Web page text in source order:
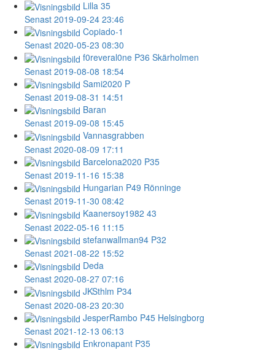
Lilla 35
Senast 2019-09-24 23:46
Copiado-1
Senast 2020-05-23 08:30
f0reveral0ne P36 Skärholmen
Senast 2019-08-08 18:54
Sami2020 P
Senast 2019-08-31 14:51
Baran
Senast 2019-09-08 15:45
Vannasgrabben
Senast 2020-08-09 17:11
Barcelona2020 P35
Senast 2019-11-16 15:38
Hungarian P49 Rönninge
Senast 2019-11-30 08:42
Kaanersoy1982 43
Senast 2022-05-16 11:15
stefanwallman94 P32
Senast 2021-08-22 15:52
Deda
Senast 2020-08-27 07:16
JKSthlm P34
Senast 2020-08-23 20:30
JesperRambo P45 Helsingborg
Senast 2021-12-13 06:13
Enkronapant P35